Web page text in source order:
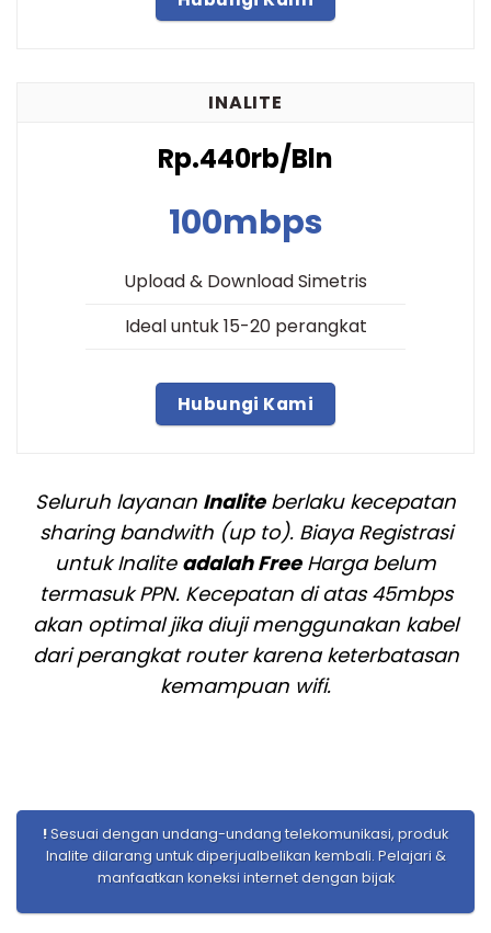
INALITE
Rp.440rb/Bln
100mbps
Upload & Download Simetris
Ideal untuk 15-20 perangkat
Hubungi Kami
Seluruh layanan Inaliteberlaku kecepatan
sharing bandwith (up to). Biaya Registrasi
untuk Inalite adalah FreeHarga belum
termasuk PPN. Kecepatan di atas 45mbps
akan optimal jika diuji menggunakan kabel
dari perangkat router karena keterbatasan
kemampuan wifi.
!Sesuai dengan undang-undang telekomunikasi, produk
Inalite dilarang untuk diperjualbelikan kembali. Pelajari &
manfaatkan koneksi internet dengan bijak